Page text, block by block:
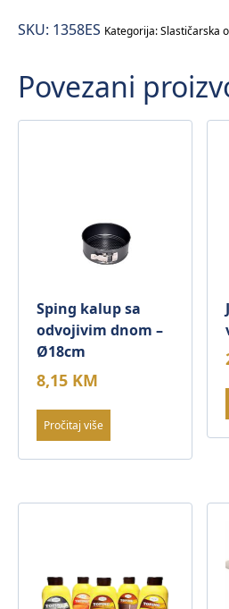
SKU: 1358ES Kategorija:Slastičarska
Povezani
Sping kalup sa
odvojivim dnom –
Ø18cm
8,15 KM
Pročitaj više